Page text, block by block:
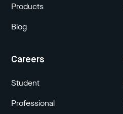
Products
Blog
Careers
Student
Professional